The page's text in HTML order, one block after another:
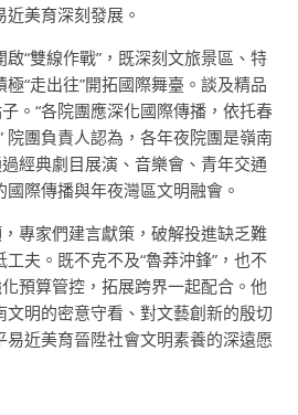
美育深刻發展。
“雙線作戰”，既深刻文旅景區、特
“走出往”開拓國際舞臺。談及精品
。“各院團應深化國際傳播，依托春
院團負責人認為，各年夜院團是嶺南
經典劇目展演、音樂會、青年交通
際傳播與年夜灣區文明融會。
專家們建言獻策，破解投進缺乏難
夫。既不克不及“魯莽沖鋒”，也不
預算管控，拓展跨界一起配合。他
明的密意守看、對文藝創新的殷切
近美育晉陞社會文明素養的深遠愿